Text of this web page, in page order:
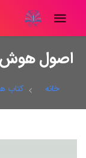
اصول هوش
خانه کتاب